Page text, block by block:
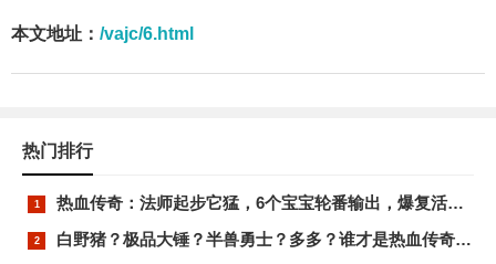
本文地址： /vajc/6.html
热门排行
热血传奇：法师起步它猛，6个宝宝轮番输出，爆复活装备
白野猪？极品大锤？半兽勇士？多多？谁才是热血传奇的最强精英怪？